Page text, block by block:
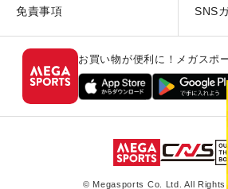
免責事項 SNS
お買い物が便利に！メガスポ
© Megasports Co. Ltd. All